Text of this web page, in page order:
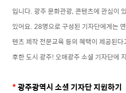
입니다. 광주 문화관광, 콘텐츠에 관심이
있어요. 28명으로 구성된 기자단에게는
텐츠 제작 전문교육 등의 혜택이 제공된
후한 도시 광주! 오매광주 소셜 기자단에
*광주광역시 소셜 기자단 지원하기